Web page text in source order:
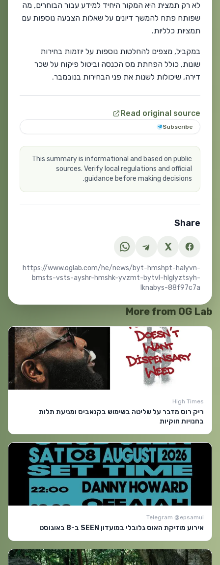
לא רק תמצית היא המקור היחיד למידע עבור הבוחרים, מה
שפותח פתח להמשך דיונים על שאלות הצבעה נוספות עם
תמציות כלליות.
במקביל, מצפים להחלטות נוספות על יוזמות בחירות
שונות, כולל הפחתת מס הכנסה וביטול פיקוח על שכר
דירה, שיכולות לשנות את פני הבחירות בנובמבר.
Read original source
Subscribe
This summary is informational and based on public
sources. Verify local regulations and official
guidance before making decisions.
Share
https://www.oglab.com/he/news/byt-hmshpt-halyvn-
bmsts-vsts-ayshr-hmshk-yvzmt-bytvl-hlglyztsyh-
lknabys-88f97c7a
More from OG Lab
High Times
ריק רוס מדבר על שליטה בשימוש בקנאביס ומניעת תלות
בחנויות חוקיות
Telegram @epsamui
אירוע מוזיקת האוס גלובלי במועדון SEEN ב-8 באוגוסט